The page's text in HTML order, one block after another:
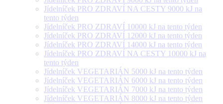
Jídelníček PRO ZDRAVÍ NA CESTY 9000 kJ na
tento týden
Jídelníček PRO ZDRAVÍ 10000 kJ na tento týden
Jídelníček PRO ZDRAVÍ 12000 kJ na tento týden
Jídelníček PRO ZDRAVÍ 14000 kJ na tento týden
Jídelníček PRO ZDRAVÍ NA CESTY 10000 kJ na
tento týden
Jídelníček VEGETARIÁN 5000 kJ na tento týden
Jídelníček VEGETARIÁN 6000 kJ na tento týden
Jídelníček VEGETARIÁN 7000 kJ na tento týden
Jídelníček VEGETARIÁN 8000 kJ na tento týden